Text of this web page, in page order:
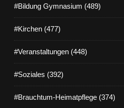
#Bildung Gymnasium (489)
#Kirchen (477)
#Veranstaltungen (448)
#Soziales (392)
#Brauchtum-Heimatpflege (374)